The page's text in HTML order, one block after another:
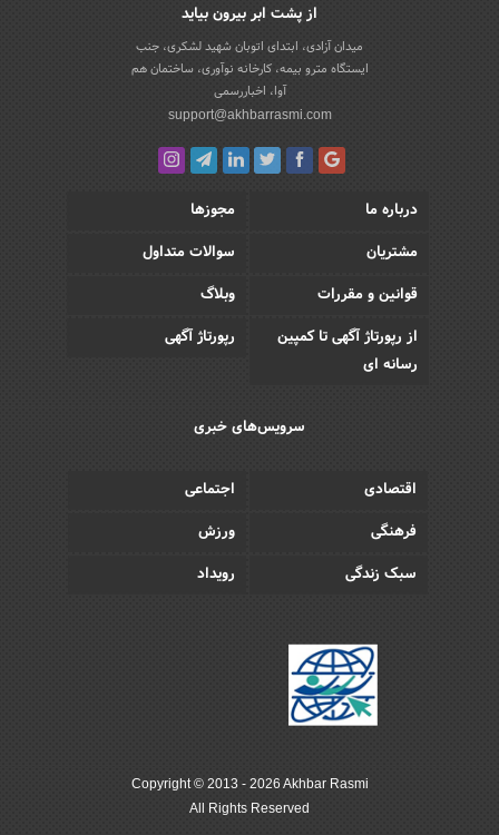
از پشت ابر بیرون بیاید
میدان آزادی، ابتدای اتوبان شهید لشکری، جنب
ایستگاه مترو بیمه، کارخانه نوآوری، ساختمان هم
آوا، اخباررسمی
support@akhbarrasmi.com
درباره ما
مجوزها
مشتریان
سوالات متداول
قوانین و مقررات
وبلاگ
از رپورتاژ آگهی تا کمپین
رسانه ای
رپورتاژ آگهی
سرویس‌های خبری
اقتصادی
اجتماعی
فرهنگی
ورزش
سبک زندگی
رویداد
Copyright © 2013 - 2026 Akhbar Rasmi
All Rights Reserved